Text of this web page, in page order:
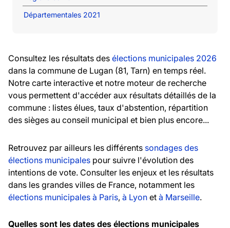
Départementales 2021
Consultez les résultats des élections municipales 2026
dans la commune de Lugan (81, Tarn) en temps réel.
Notre carte interactive et notre moteur de recherche
vous permettent d'accéder aux résultats détaillés de la
commune : listes élues, taux d'abstention, répartition
des sièges au conseil municipal et bien plus encore...
Retrouvez par ailleurs les différents sondages des
élections municipales pour suivre l'évolution des
intentions de vote. Consulter les enjeux et les résultats
dans les grandes villes de France, notamment les
élections municipales à Paris, à Lyon et à Marseille.
Quelles sont les dates des élections municipales